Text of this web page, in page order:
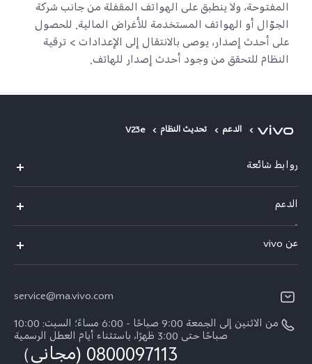
المفتوحة، ولا ينطبق على الهواتف المقفلة من جانب شركة
الجوّال أو الهواتف المستخدمة للأغراض المالية. للحصول
على أحدث إصدار، يوصى بالانتقال إلى الإعدادات > ترقية
النظام للتحقق من وجود أحدث إصدار للهاتف.
الدعم تحديث النظام V23e
روابط شائعة
Y31d
V70 FE
V40
Y29
الدعم
مركز الخدمة
Funtouch OS
مصادقة IMEI
عن vivo
الأخبار
الإشعارات القانونية
service@ma.vivo.com
من الاثنين إلى الجمعة 9:00 صباحًا - 6:00 مساءً؛ السبت: 10:00
صباحًا حتى 3:00 ظهرًا، باستثناء أيام العطل الرسمية
0800097113 (مجاني）